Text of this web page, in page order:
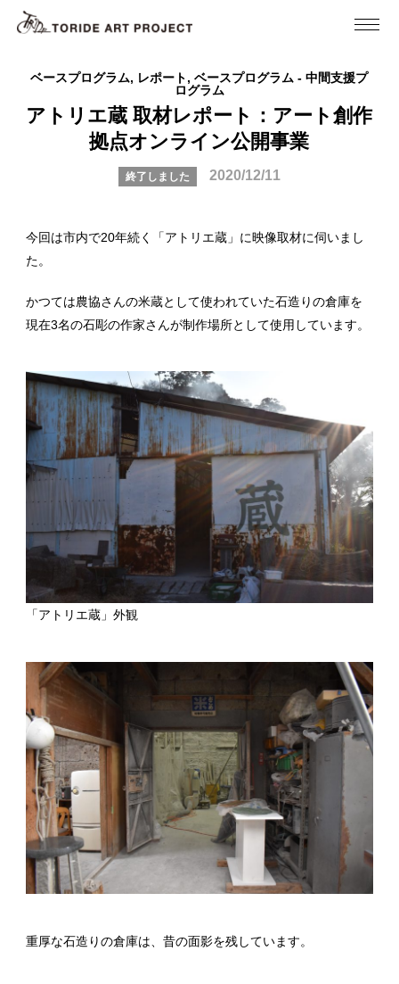
ベースプログラム, レポート, ベースプログラム - 中間支援プ
ログラム
アトリエ蔵 取材レポート：アート創作
拠点オンライン公開事業
終了しました 2020/12/11
今回は市内で20年続く「アトリエ蔵」に映像取材に伺いまし
た。
かつては農協さんの米蔵として使われていた石造りの倉庫を
現在3名の石彫の作家さんが制作場所として使用しています。
「アトリエ蔵」外観
重厚な石造りの倉庫は、昔の面影を残しています。